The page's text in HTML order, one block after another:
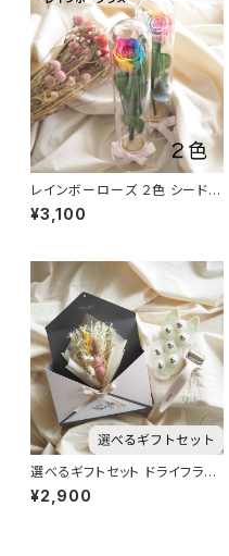
レインボーローズ ２色 シードボ
トル ビビット パステル 可愛い置
物 インテリア雑貨 フラワー雑貨
¥3,100
選べるギフトセット ドライフラワ
ー フェイスローラー マッサージ
ローラー エンペロープ 壁掛け
¥2,900